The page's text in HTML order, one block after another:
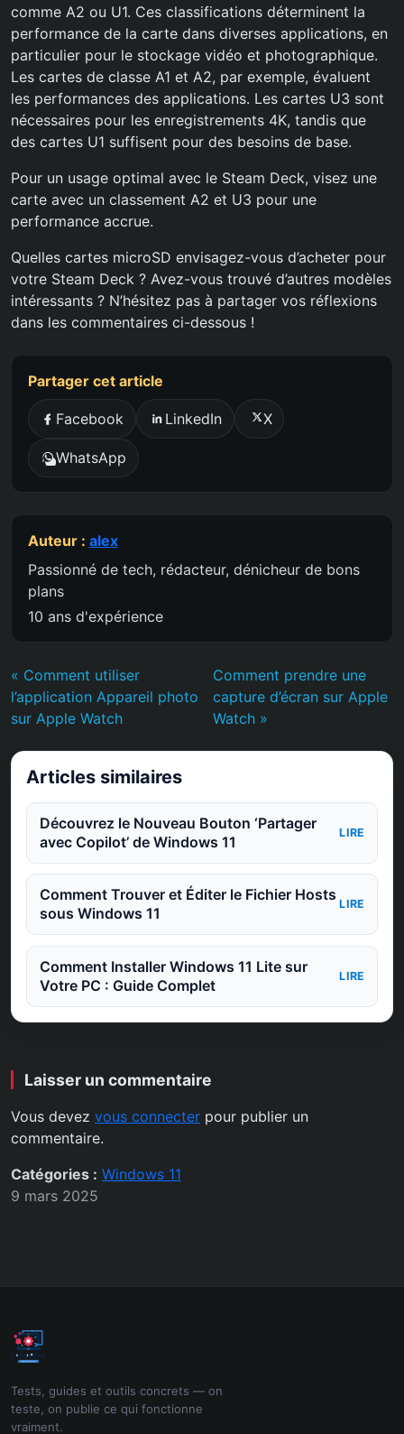
comme A2 ou U1. Ces classifications déterminent la
performance de la carte dans diverses applications, en
particulier pour le stockage vidéo et photographique.
Les cartes de classe A1 et A2, par exemple, évaluent
les performances des applications. Les cartes U3 sont
nécessaires pour les enregistrements 4K, tandis que
des cartes U1 suffisent pour des besoins de base.
Pour un usage optimal avec le Steam Deck, visez une
carte avec un classement A2 et U3 pour une
performance accrue.
Quelles cartes microSD envisagez-vous d’acheter pour
votre Steam Deck ? Avez-vous trouvé d’autres modèles
intéressants ? N’hésitez pas à partager vos réflexions
dans les commentaires ci-dessous !
Partager cet article
Facebook LinkedIn X
WhatsApp
Auteur : alex
Passionné de tech, rédacteur, dénicheur de bons
plans
10 ans d'expérience
« Comment utiliser
l’application Appareil photo
sur Apple Watch
Comment prendre une
capture d’écran sur Apple
Watch »
Articles similaires
Découvrez le Nouveau Bouton ‘Partager
avec Copilot’ de Windows 11
LIRE
Comment Trouver et Éditer le Fichier Hosts
sous Windows 11
LIRE
Comment Installer Windows 11 Lite sur
Votre PC : Guide Complet
LIRE
Laisser un commentaire
Vous devez vous connecter pour publier un
commentaire.
Catégories : Windows 11
9 mars 2025
Tests, guides et outils concrets — on
teste, on publie ce qui fonctionne
vraiment.